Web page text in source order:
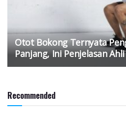
Otot Bokong Ternyata
Panjang, Ini Penjelasan
Recommended